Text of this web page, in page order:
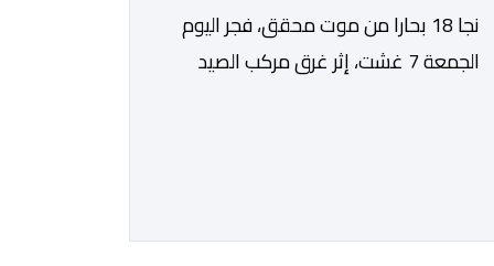
نجا 18 بحارا من موت محقق، فجر اليوم
الجمعة 7 غشت، إثر غرق مركب الصيد
أثناء مزاولته نشاط الصيد البحري، قبل أن